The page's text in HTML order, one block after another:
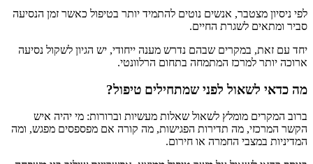
לפי ניסיון מצטבר, אנשים נוטים להתמיד יותר בטיפול כאשר זמן הנסיעה
סביר ומתאים לשגרת החיים.
יחד עם זאת, במקרים שבהם נדרש מענה ייחודי, יש הגיון לשקול נסיעה
ארוכה יותר למרכז המתמחה בתחום הרלוונטי.
מה כדאי לשאול לפני שמתחילים טיפול?
ברוב המקרים מומלץ לשאול שאלות מעשיות וברורות: מי יהיה איש
הקשר המרכזי, מה תדירות הפגישות, מה קורה אם מפספסים מפגש, ומה
המדיניות במצבי החמרה או חירום.